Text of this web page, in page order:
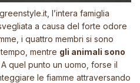
greenstyle.it , l’intera famiglia
a causa del forte odore
i quattro membri si sono
mentre gli animali sono
A quel punto un uomo, forse il
le fiamme attraversando